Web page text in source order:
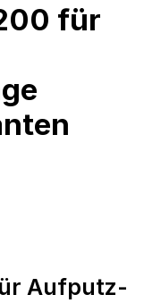
für
Aufputz-